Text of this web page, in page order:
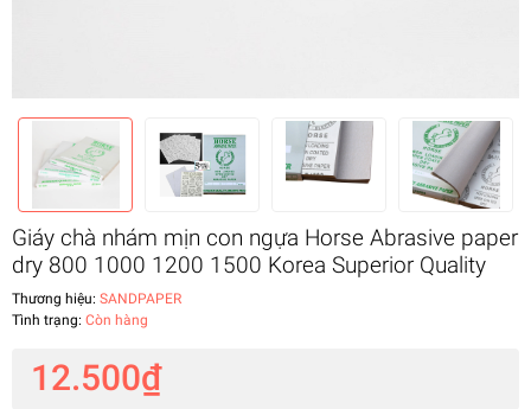
Giáy chà nhám mịn con ngựa Horse Abrasive paper
dry 800 1000 1200 1500 Korea Superior Quality
Thương hiệu: SANDPAPER
Tình trạng: Còn hàng
12.500₫